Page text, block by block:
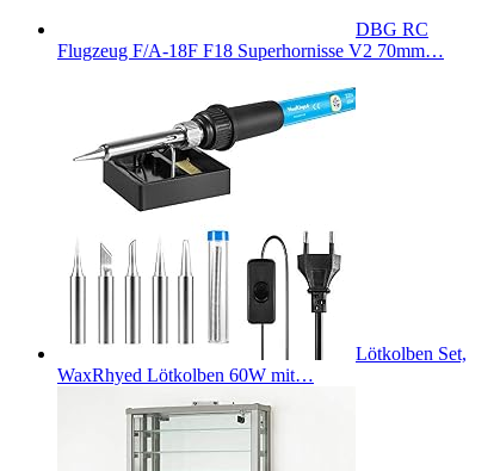
DBG RC
Flugzeug F/A-18F F18 Superhornisse V2 70mm…
Lötkolben Set,
WaxRhyed Lötkolben 60W mit…